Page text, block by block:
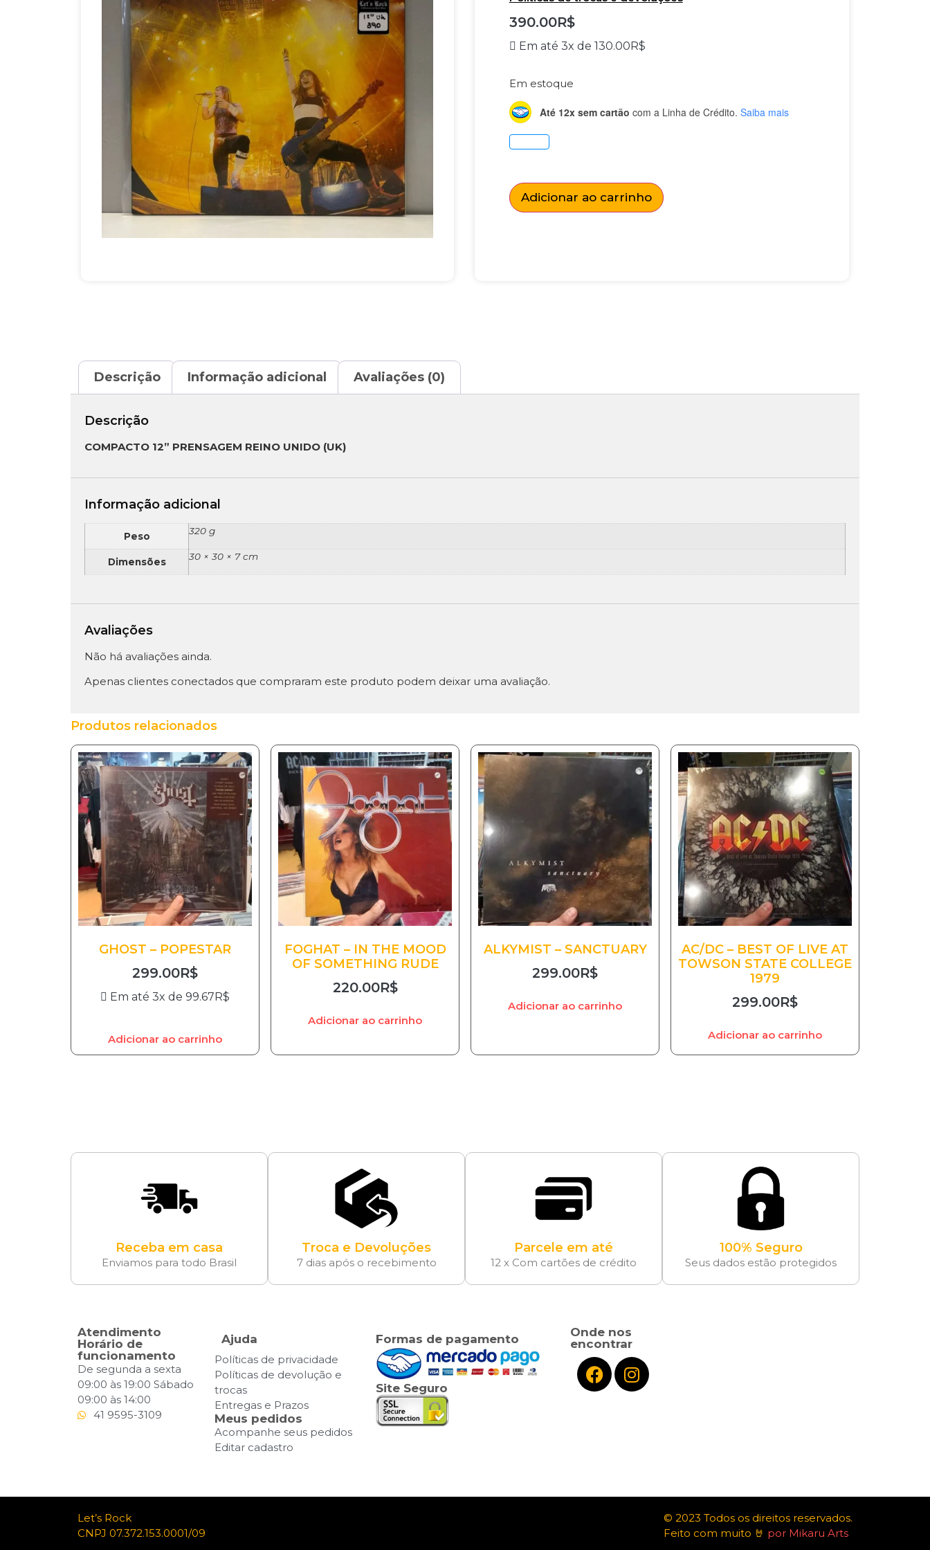
390.00R$
Em até 3x de 130.00 R$
Em estoque
Até 12x sem cartão com a Linha de Crédito. Saiba mais
Adicionar ao carrinho
Descrição Informação adicional Avaliações (0)
Descrição
COMPACTO 12” PRENSAGEM REINO UNIDO (UK)
Informação adicional
Peso 320 g
Dimensões 30 × 30 × 7 cm
Avaliações
Não há avaliações ainda.
Apenas clientes conectados que compraram este produto podem deixar uma avaliação.
Produtos relacionados
GHOST – POPESTAR
299.00R$
Em até 3x de 99.67R$
Adicionar ao carrinho
FOGHAT – IN THE MOOD
OF SOMETHING RUDE
220.00R$
Adicionar ao carrinho
ALKYMIST – SANCTUARY
299.00R$
Adicionar ao carrinho
AC/DC – BEST OF LIVE AT
TOWSON STATE COLLEGE
1979
299.00R$
Adicionar ao carrinho
Receba em casa
Enviamos para todo Brasil
Troca e Devoluções
7 dias após o recebimento
Parcele em até
12 x Com cartões de crédito
100% Seguro
Seus dados estão protegidos
Atendimento
Horário de
funcionamento
De segunda a sexta
09:00 às 19:00 Sábado
09:00 às 14:00
41 9595-3109
Ajuda
Políticas de privacidade
Políticas de devolução e
trocas
Entregas e Prazos
Meus pedidos
Acompanhe seus pedidos
Editar cadastro
Formas de pagamento
Site Seguro
Onde nos
encontrar
Let’s Rock
CNPJ 07.372.153.0001/09
© 2023 Todos os direitos reservados.
Feito com muito 🤘 por Mikaru Arts